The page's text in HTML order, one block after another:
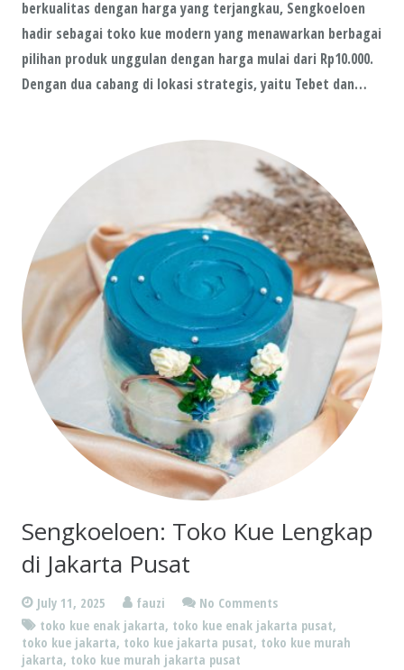
berkualitas dengan harga yang terjangkau, Sengkoeloen
hadir sebagai toko kue modern yang menawarkan berbagai
pilihan produk unggulan dengan harga mulai dari Rp10.000.
Dengan dua cabang di lokasi strategis, yaitu Tebet dan…
Sengkoeloen: Toko Kue Lengkap
di Jakarta Pusat
July 11, 2025 fauzi
No Comments
toko kue enak jakarta, toko kue enak jakarta pusat,
toko kue jakarta, toko kue jakarta pusat, toko kue murah
jakarta, toko kue murah jakarta pusat